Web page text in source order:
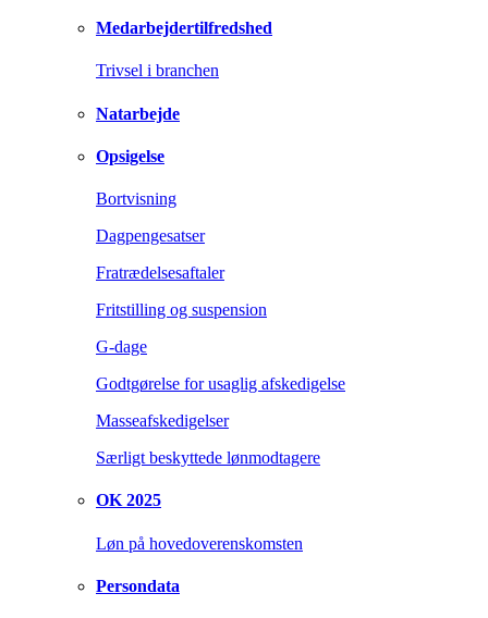
Medarbejdertilfredshed
Trivsel i branchen
Natarbejde
Opsigelse
Bortvisning
Dagpengesatser
Fratrædelsesaftaler
Fritstilling og suspension
G-dage
Godtgørelse for usaglig afskedigelse
Masseafskedigelser
Særligt beskyttede lønmodtagere
OK 2025
Løn på hovedoverenskomsten
Persondata